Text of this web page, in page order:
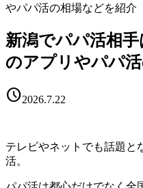
やパパ活の相場などを紹介
新潟でパパ活相
のアプリやパパ
schedule2026.7.22
テレビやネットでも話題と
活。